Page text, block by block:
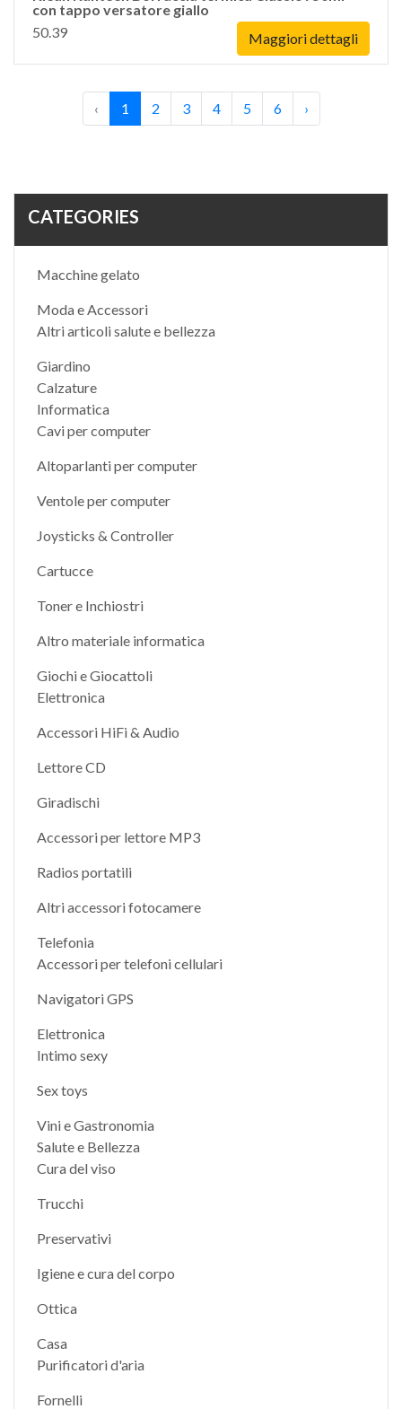
CATEGORIES
Macchine gelato
Moda e Accessori
Altri articoli salute e bellezza
Giardino
Calzature
Informatica
Cavi per computer
Altoparlanti per computer
Ventole per computer
Joysticks & Controller
Cartucce
Toner e Inchiostri
Altro materiale informatica
Giochi e Giocattoli
Elettronica
Accessori HiFi & Audio
Lettore CD
Giradischi
Accessori per lettore MP3
Radios portatili
Altri accessori fotocamere
Telefonia
Accessori per telefoni cellulari
Navigatori GPS
Elettronica
Intimo sexy
Sex toys
Vini e Gastronomia
Salute e Bellezza
Cura del viso
Trucchi
Preservativi
Igiene e cura del corpo
Ottica
Casa
Purificatori d'aria
Fornelli
con tappo versatore giallo
50.39
Maggiori dettagli
‹ 1 2 3 4 5 6 ›